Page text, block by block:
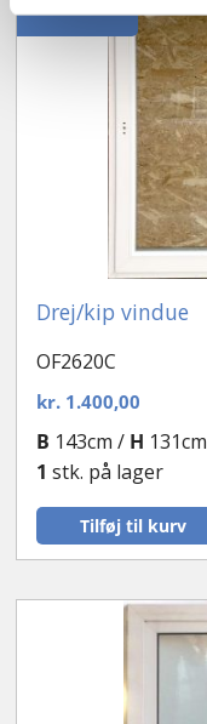
Drej/kip vindue
OF2620C
kr.1.400,00
Tilføj til kurv
B 143cm / H 131cm
1 stk. på lager